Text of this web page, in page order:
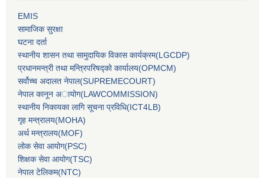
EMIS
सामाजिक सुरक्षा
घटना दर्ता
स्थानीय शासन तथा सामुदायिक विकास कार्यक्रम(LGCDP)
प्रधानमन्‍त्री तथा मन्‍त्रिपरिषद्को कार्यालय(OPMCM)
सर्वोच्‍च अदालत नेपाल(SUPREMECOURT)
नेपाल कानून अायोग(LAWCOMMISSION)
स्थानीय निकायका लागि सूचना प्रविधि(ICT4LB)
गृह मन्‍त्रालय(MOHA)
अर्थ मन्‍त्रालय(MOF)
लोक सेवा आयोग(PSC)
शिक्षक सेवा आयोग(TSC)
नेपाल टेलिकम(NTC)